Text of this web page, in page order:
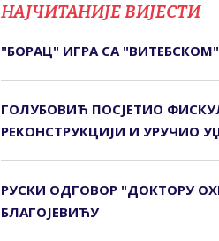
НАЈЧИТАНИЈЕ ВИЈЕСТИ
"БОРАЦ" ИГРА СА "ВИТЕБСКОМ"
ГОЛУБОВИЋ ПОСЈЕТИО
РЕКОНСТРУКЦИЈИ И УРУЧИО
РУСКИ ОДГОВОР "ДОКТОРУ
БЛАГОЈЕВИЋУ